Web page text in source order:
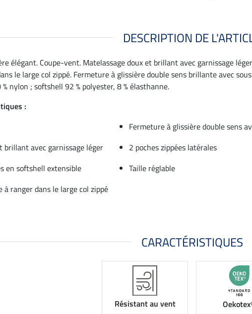
DESCRIPTION DE
élégant. Coupe-vent. Matelassage doux et brillant avec garnissage
le large col zippé. Fermeture à glissière double sens brillante avec
nylon ; softshell 92 % polyester, 8 % élasthanne.
:
Fermeture à glissière double sens
brillant avec garnissage léger
2 poches zippées latérales
en softshell extensible
Taille réglable
à ranger dans le large col zippé
CARACTÉRISTIQUES
Résistant au vent